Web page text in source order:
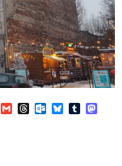
Copy
Link
GmailThreadsOutlook.com
BlueskyTumblr